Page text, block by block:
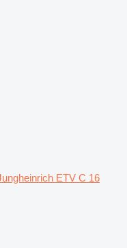
ETV C 16